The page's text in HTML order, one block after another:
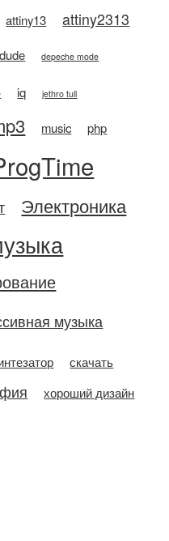
attiny13 attiny2313
depeche mode
iq jethro tull
music php
Электроника
музыка
скачать
хороший дизайн